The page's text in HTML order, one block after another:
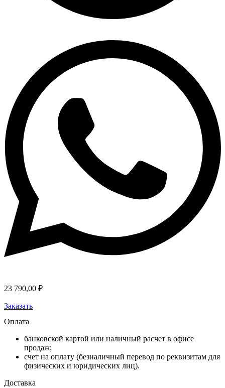
23 790,00 ₽
Заказать
Оплата
банковской картой или наличный расчет в офисе
продаж;
счет на оплату (безналичный перевод по реквизитам для
физических и юридических лиц).
Доставка